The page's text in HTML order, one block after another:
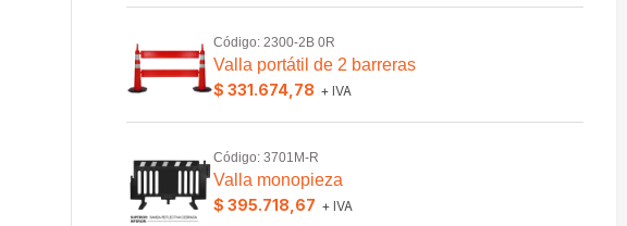
Código: 2300-2B 0R
Valla portátil de 2 barreras
$ 331.674,78 + IVA
Código: 3701M-R
Valla monopieza
$ 395.718,67 + IVA